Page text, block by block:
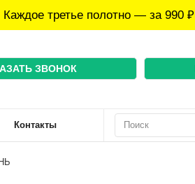
Каждое третье полотно — за 990 ₽
ЗВОНОК
Контакты